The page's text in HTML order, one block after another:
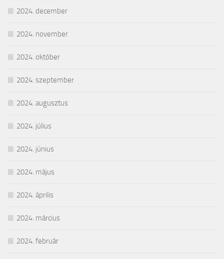
2024. december
2024. november
2024. október
2024. szeptember
2024. augusztus
2024. július
2024. június
2024. május
2024. április
2024. március
2024. február